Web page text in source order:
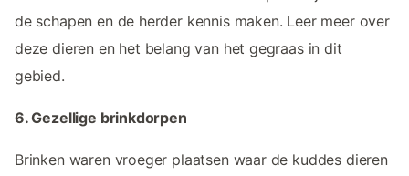
de schapen en de herder kennis maken. Leer meer over
deze dieren en het belang van het gegraas in dit
gebied.
6. Gezellige brinkdorpen
Brinken waren vroeger plaatsen waar de kuddes dieren